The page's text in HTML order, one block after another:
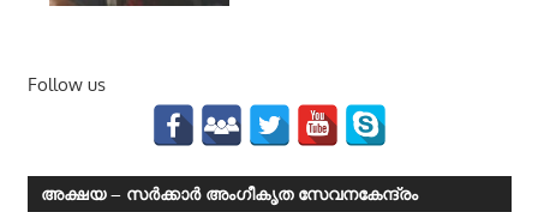
Follow us
അക്ഷയ – സര്‍ക്കാര്‍ അംഗീകൃത സേവനകേന്ദ്രം